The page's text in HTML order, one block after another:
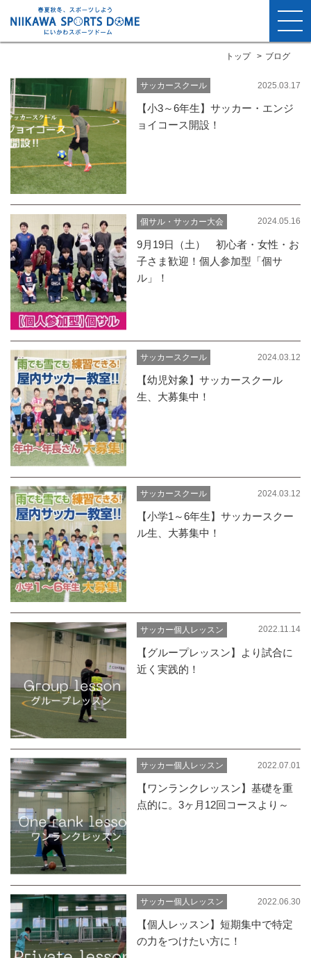
トップ ブログ
サッカースクール 2025.03.17
【小3～6年生】サッカー・エンジ
ョイコース開設！
個サル・サッカー大会 2024.05.16
9月19日（土） 初心者・女性・お
子さま歓迎！個人参加型「個サ
ル」！
サッカースクール 2024.03.12
【幼児対象】サッカースクール
生、大募集中！
サッカースクール 2024.03.12
【小学1～6年生】サッカースクー
ル生、大募集中！
サッカー個人レッスン 2022.11.14
【グループレッスン】より試合に
近く実践的！
サッカー個人レッスン 2022.07.01
【ワンランクレッスン】基礎を重
点的に。3ヶ月12回コースより～
サッカー個人レッスン 2022.06.30
【個人レッスン】短期集中で特定
の力をつけたい方に！